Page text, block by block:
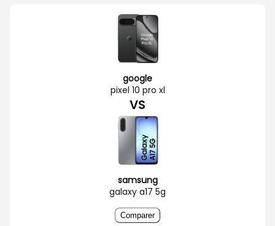
google
pixel 10 pro xl
VS
samsung
galaxy a17 5g
Comparer